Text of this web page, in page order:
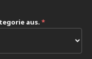
aus. *